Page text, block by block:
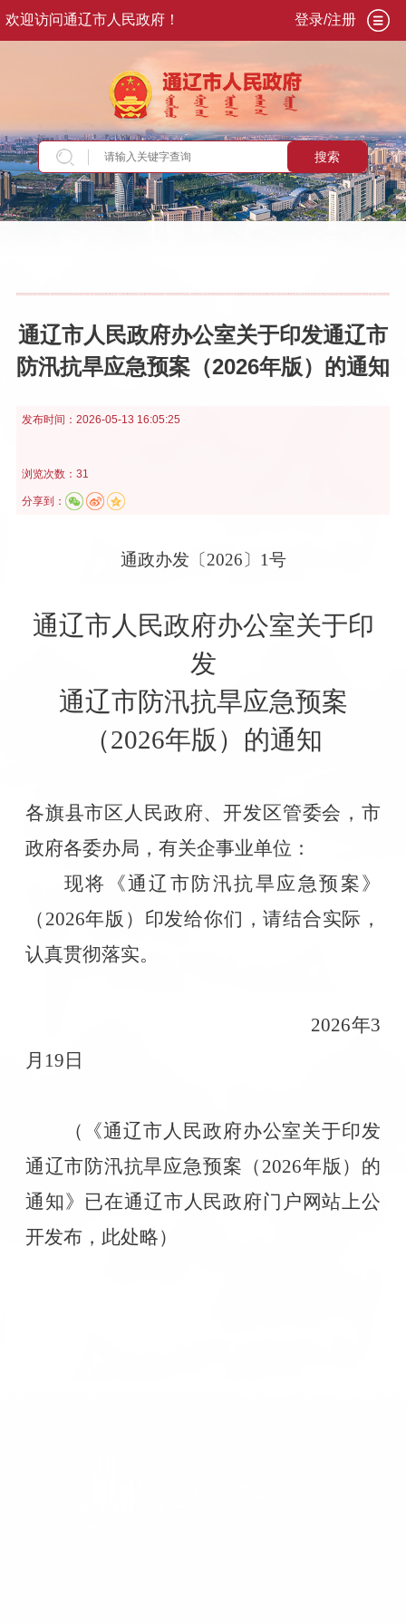
欢迎访问通辽市人民政府！ 登录/注册
搜索
当前位置：首页>政务公开>政府信息公开>政
通辽市人民政府办公室关于印发通辽市
防汛抗旱应急预案（2026年版）的通知
发布时间： 2026-05-13 16:05:25
浏览次数：31
分享到：
通政办发〔2026〕 1号
通辽市人民政府办公室关于印
发
通辽市防汛抗旱应急预案
（2026年版）的通知
各旗县市区人民政府、开发区管委会，市
政府各委办局，有关企事业单位：
现将《通辽市防汛抗旱应急预案》
（ 2026年版）印发给你们，请结合实际，
认真贯彻落实。
2026年3
月 19 日
（《通辽市人民政府办公室关于印发
通辽市防汛抗旱应急预案（ 2026年版）的
通知》已在通辽市人民政府门户网站上公
开发布，此处略）